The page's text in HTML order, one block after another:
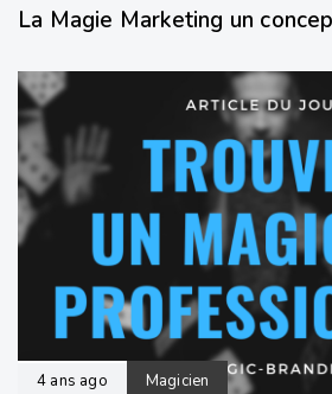
La Magie Marketing un
4 ans ago Magicien